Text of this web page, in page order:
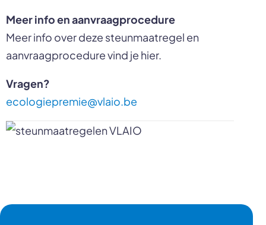
Meer info en aanvraagprocedure
Meer info over deze steunmaatregel en
aanvraagprocedure vind je hier.
Vragen?
ecologiepremie@vlaio.be